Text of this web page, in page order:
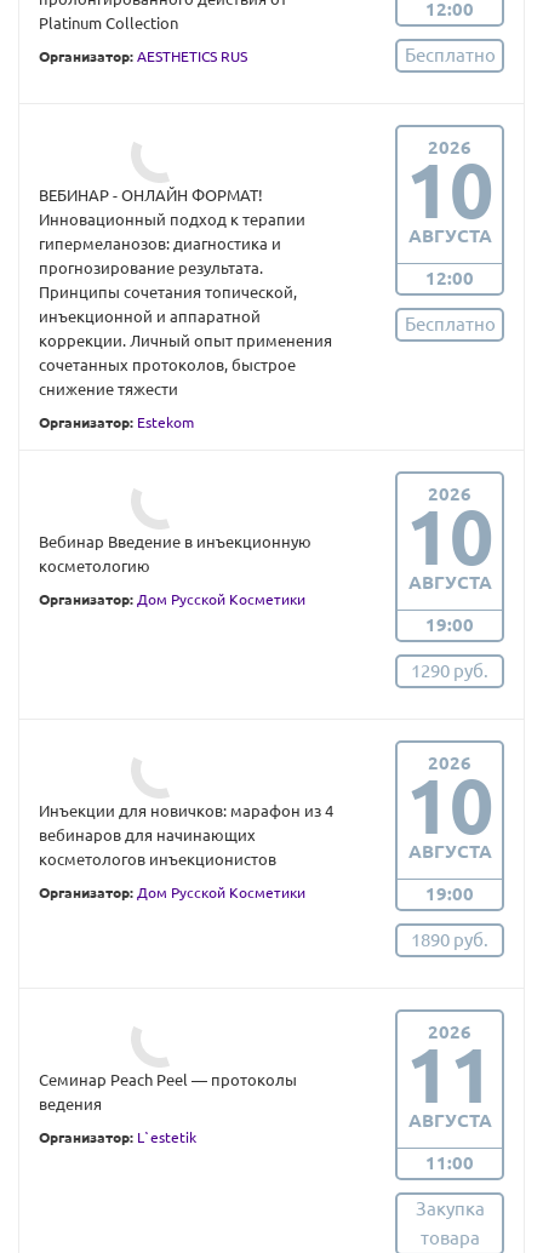
Platinum Collection
Организатор: AESTHETICS RUS
12:00
Бесплатно
ВЕБИНАР - ОНЛАЙН ФОРМАТ!
Инновационный подход к терапии
гипермеланозов: диагностика и
прогнозирование результата.
Принципы сочетания топической,
инъекционной и аппаратной
коррекции. Личный опыт применения
сочетанных протоколов, быстрое
снижение тяжести
Организатор: Estekom
2026
10
АВГУСТА
12:00
Бесплатно
Вебинар Введение в инъекционную
косметологию
Организатор: Дом Русской Косметики
2026
10
АВГУСТА
19:00
1290 руб.
Инъекции для новичков: марафон из 4
вебинаров для начинающих
косметологов инъекционистов
Организатор: Дом Русской Косметики
2026
10
АВГУСТА
19:00
1890 руб.
Семинар Peach Peel — протоколы
ведения
Организатор: L`estetik
2026
11
АВГУСТА
11:00
Закупка
товара